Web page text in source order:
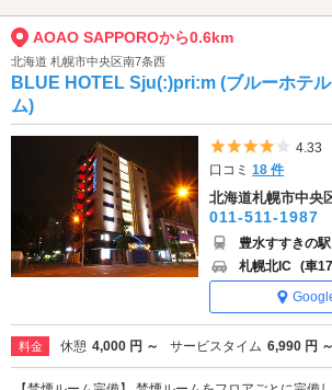
AOAO SAPPOROから0.6km
北海道 札幌市中央区南7条西
BLUE HOTEL Sju(:)pri:m (ブルーホテ
ム)
5つ
4.33
口コミ18 件
北海道札幌市中央
011-511-1987
豊水すすきの
札幌北IC (車
料金 休憩 4,000 円 ～ サービスタイム 6,990 円 ～